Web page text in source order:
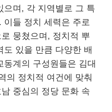
으며, 각 지역별로 그 특
들 정치 세력은 주로
뭉쳤으며, 정치적 뿌
있을 만큼 다양한 배
계의 구성원들은 김대
의 정치적 여건에 맞춰
중심의 정당 문화 속